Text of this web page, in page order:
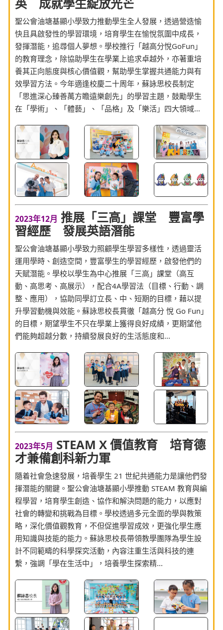
聖公會油塘基顯小學致力推動學生全人發展，透過營造愉
快且具啟發性的學習環境，培育學生在愉悅氛圍中成長，
發揮潛能，追尋個人夢想。學校推行「越高分悅GoFun」
的教育理念，除協助學生在學業上追求卓越外，亦著重培
養其正向態度與核心價值觀，幫助學生掌握共通能力與有
效學習方法。今年適逢校慶二十周年，蘇詠思校長制定
「思進深心臻善萬方瞻遠樂創先」的學習主題，鼓勵學生
在「學術」、「體藝」、「品格」及「樂活」四大領域...
2023年12月 推展「三高」課堂 豐富學
習經歷 發展英語潛能
聖公會油塘基顯小學致力照顧學生學習多樣性，透過靈活
運用學時、創造空間，豐富學生的學習經歷，啟發他們的
天賦潛能。學校以學生為中心推展「三高」課堂（高互
動、高思考、高展示），配合4A學習法（目標、行動、調
整、應用），協助同學訂立長、中、短期的目標，藉以提
升學習動機與效能。蘇詠思校長貫徹「越高分 悅 Go Fun」
的目標，期望學生不只在學業上獲得良好成績，更期望他
們能夠超越分數，持續發展良好的生活態度和...
2023年5月 STEAM X 價值教育 培育德
才兼備創科新力軍
隨着社會急速發展，培養學生 21 世紀共通能力是讓他們發
揮潛能的關鍵。聖公會油塘基顯小學推動 STEAM 教育與編
程學習，培育學生創造、協作和解決問題的能力，以應對
社會的轉變和挑戰為目標。學校透過多元全面的學與教策
略，深化價值觀教育，不但促進學習成效，更強化學生應
用知識與技能的能力。蘇詠思校長帶領教學團隊為學生設
計不同範疇的科學探究活動，內容注重生活與科技的連
繫，強調「學在生活中」，培養學生探索精...